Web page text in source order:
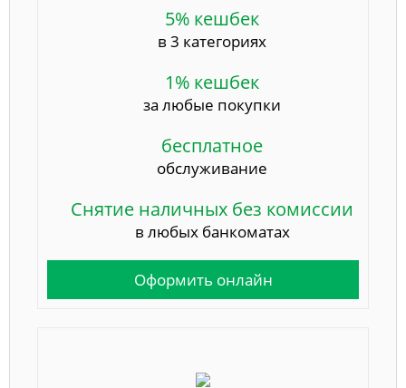
5% кешбек
в 3 категориях
1% кешбек
за любые покупки
бесплатное
обслуживание
Снятие наличных без комиссии
в любых банкоматах
Оформить онлайн